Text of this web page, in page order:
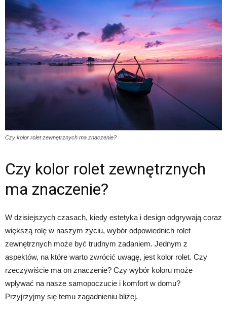
Czy kolor rolet zewnętrznych ma znaczenie?
Czy kolor rolet zewnętrznych
ma znaczenie?
W dzisiejszych czasach, kiedy estetyka i design odgrywają coraz
większą rolę w naszym życiu, wybór odpowiednich rolet
zewnętrznych może być trudnym zadaniem. Jednym z
aspektów, na które warto zwrócić uwagę, jest kolor rolet. Czy
rzeczywiście ma on znaczenie? Czy wybór koloru może
wpływać na nasze samopoczucie i komfort w domu?
Przyjrzyjmy się temu zagadnieniu bliżej.